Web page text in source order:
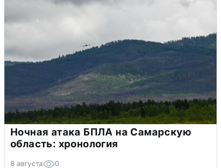
Ночная атака БПЛА на Самарскую
область: хронология
8 августа 0